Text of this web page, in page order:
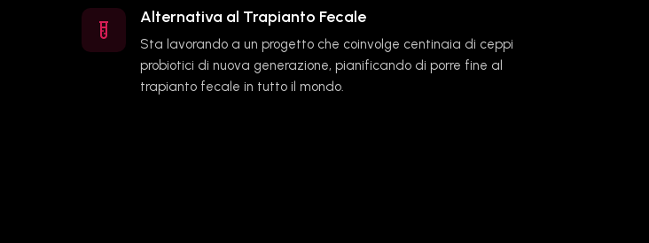
Alternativa al Trapianto Fecale
Sta lavorando a un progetto che coinvolge centinaia di ceppi
probiotici di nuova generazione, pianificando di porre fine al
trapianto fecale in tutto il mondo.